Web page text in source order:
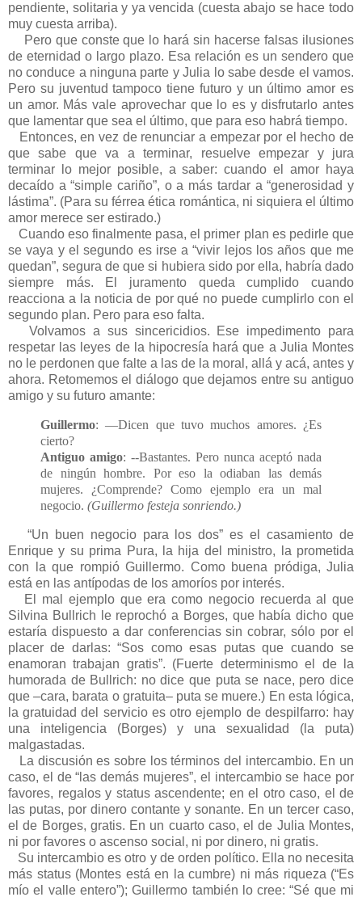
pendiente, solitaria y ya vencida (cuesta abajo se hace todo
muy cuesta arriba).
Pero que conste que lo hará sin hacerse falsas ilusiones
de eternidad o largo plazo. Esa relación es un sendero que
no conduce a ninguna parte y Julia lo sabe desde el vamos.
Pero su juventud tampoco tiene futuro y un último amor es
un amor. Más vale aprovechar que lo es y disfrutarlo antes
que lamentar que sea el último, que para eso habrá tiempo.
Entonces, en vez de renunciar a empezar por el hecho de
que sabe que va a terminar, resuelve empezar y jura
terminar lo mejor posible, a saber: cuando el amor haya
decaído a “simple cariño”, o a más tardar a “generosidad y
lástima”. (Para su férrea ética romántica, ni siquiera el último
amor merece ser estirado.)
Cuando eso finalmente pasa, el primer plan es pedirle que
se vaya y el segundo es irse a “vivir lejos los años que me
quedan”, segura de que si hubiera sido por ella, habría dado
siempre más. El juramento queda cumplido cuando
reacciona a la noticia de por qué no puede cumplirlo con el
segundo plan. Pero para eso falta.
Volvamos a sus sincericidios. Ese impedimento para
respetar las leyes de la hipocresía hará que a Julia Montes
no le perdonen que falte a las de la moral, allá y acá, antes y
ahora. Retomemos el diálogo que dejamos entre su antiguo
amigo y su futuro amante:
Guillermo: —Dicen que tuvo muchos amores. ¿Es
cierto?
Antiguo amigo: --Bastantes. Pero nunca aceptó nada
de ningún hombre. Por eso la odiaban las demás
mujeres. ¿Comprende? Como ejemplo era un mal
negocio. (Guillermo festeja sonriendo.)
“Un buen negocio para los dos” es el casamiento de
Enrique y su prima Pura, la hija del ministro, la prometida
con la que rompió Guillermo. Como buena pródiga, Julia
está en las antípodas de los amoríos por interés.
El mal ejemplo que era como negocio recuerda al que
Silvina Bullrich le reprochó a Borges, que había dicho que
estaría dispuesto a dar conferencias sin cobrar, sólo por el
placer de darlas: “Sos como esas putas que cuando se
enamoran trabajan gratis”. (Fuerte determinismo el de la
humorada de Bullrich: no dice que puta se nace, pero dice
que –cara, barata o gratuita– puta se muere.) En esta lógica,
la gratuidad del servicio es otro ejemplo de despilfarro: hay
una inteligencia (Borges) y una sexualidad (la puta)
malgastadas.
La discusión es sobre los términos del intercambio. En un
caso, el de “las demás mujeres”, el intercambio se hace por
favores, regalos y status ascendente; en el otro caso, el de
las putas, por dinero contante y sonante. En un tercer caso,
el de Borges, gratis. En un cuarto caso, el de Julia Montes,
ni por favores o ascenso social, ni por dinero, ni gratis.
Su intercambio es otro y de orden político. Ella no necesita
más status (Montes está en la cumbre) ni más riqueza (“Es
mío el valle entero”); Guillermo también lo cree: “Sé que mi